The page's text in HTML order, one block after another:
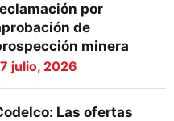
por
de
minera
julio, 2026
Las ofertas